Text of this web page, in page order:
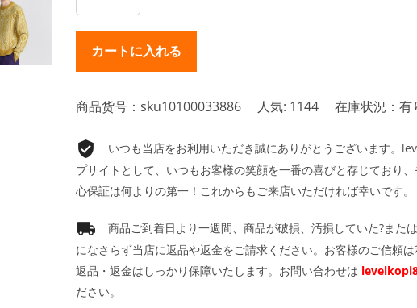
商品货号：sku10100033886 人気: 1144 在庫状況：有
いつも当店をお利用いただき誠にありがとうございます。
プサイトとして、いつもお客様の笑顔を一番の喜びと存じており
心保証は何よりの第一！これからもご来店いただければ幸いです。
商品ご到着日より一週間、商品が破損、汚損していた?また
になさらず当店に返品や返金をご請求ください。お客様のご信頼
返品・返金はしっかり保障いたします。お問い合わせは
ださい。